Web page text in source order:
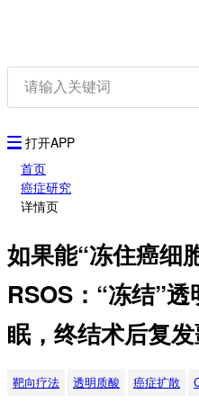
行云公开课
打开APP
首页
癌症研究
详情页
如果能“冻住癌细
RSOS：“冻结”
眠，终结术后复
靶向疗法 透明质酸 癌症扩散